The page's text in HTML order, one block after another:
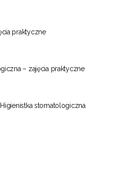
praktyczne
– zajęcia praktyczne
stomatologiczna